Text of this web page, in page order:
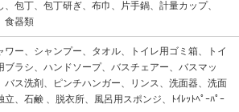
、包丁、包丁研ぎ、布巾、片手鍋、計量カップ、
食器類
ワー、シャンプー、タオル、トイレ用ゴミ箱、トイ
ブラシ、ハンドソープ、バスチェアー、バスマッ
バス洗剤、ピンチハンガー、リンス、洗面器、洗面
立、石鹸 、脱衣所、風呂用スポンジ、ﾄｲﾚｯﾄﾍﾟｰﾊﾟｰ